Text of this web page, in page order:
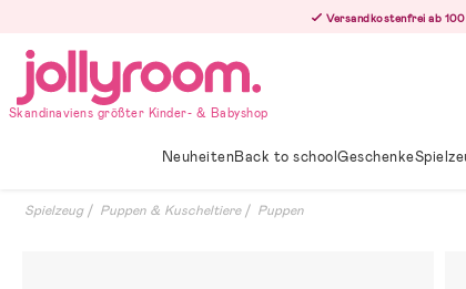
innehållet
Versandkostenfrei ab
Skandinaviens größter Kinder- & Babyshop
NeuheitenBack to schoolGeschenke
Spielzeug Puppen & Kuscheltiere Puppen